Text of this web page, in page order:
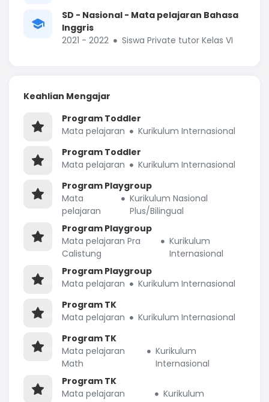
SD - Nasional - Mata pelajaran Bahasa
Inggris
2021 - 2022
Siswa Private tutor Kelas VI
Keahlian Mengajar
Program Toddler
Mata pelajaran
Kurikulum Internasional
Program Toddler
Mata pelajaran
Kurikulum Internasional
Program Playgroup
Mata
pelajaran
Kurikulum Nasional
Plus/Bilingual
Program Playgroup
Mata pelajaran Pra
Calistung
Kurikulum
Internasional
Program Playgroup
Mata pelajaran
Kurikulum Internasional
Program TK
Mata pelajaran
Kurikulum Internasional
Program TK
Mata pelajaran
Math
Kurikulum
Internasional
Program TK
Mata pelajaran
Kurikulum